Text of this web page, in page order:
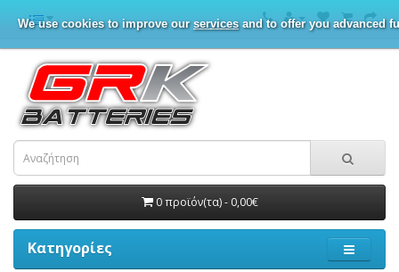
We use cookies to improve our servicesand to offer you advanced
0 προϊόν(τα) - 0,00€
Κατηγορίες